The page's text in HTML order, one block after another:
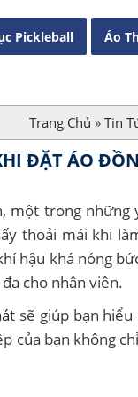
Pickleball Áo
Trang Chủ » Tin
ĐẶT ÁO
một trong những
thoải mái khi
hậu khá nóng
cho nhân viên.
sẽ giúp bạn
của bạn không